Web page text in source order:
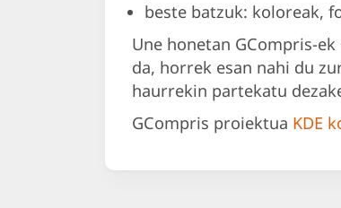
beste batzuk: koloreak,
Une honetan GCompris-
da, horrek esan nahi du
haurrekin partekatu
GCompris proiektua KDE